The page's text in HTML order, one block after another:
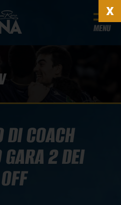
MENU
DI COACH
2 DEI